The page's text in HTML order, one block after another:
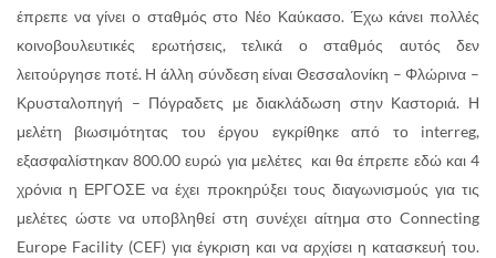
έπρεπε να γίνει ο σταθμός στο Νέο Καύκασο. Έχω κάνει πολλές
κοινοβουλευτικές ερωτήσεις, τελικά ο σταθμός αυτός δεν
λειτούργησε ποτέ. Η άλλη σύνδεση είναι Θεσσαλονίκη – Φλώρινα –
Κρυσταλοπηγή – Πόγραδετς με διακλάδωση στην Καστοριά. Η
μελέτη βιωσιμότητας του έργου εγκρίθηκε από το interreg,
εξασφαλίστηκαν 800.00 ευρώ για μελέτες και θα έπρεπε εδώ και 4
χρόνια η ΕΡΓΟΣΕ να έχει προκηρύξει τους διαγωνισμούς για τις
μελέτες ώστε να υποβληθεί στη συνέχει αίτημα στο Connecting
Europe Facility (CEF) για έγκριση και να αρχίσει η κατασκευή του.